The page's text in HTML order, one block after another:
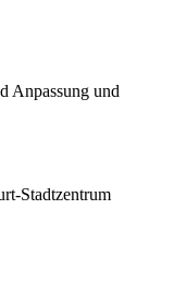
Anpassung und
Stadtzentrum